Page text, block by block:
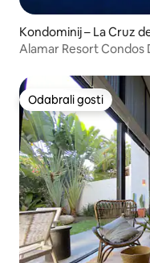
Kondominij – La Cruz
Alamar Resort Condos
Odabrali gosti
Odabrali gosti